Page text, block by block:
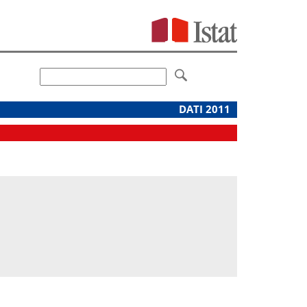
DATI 2011